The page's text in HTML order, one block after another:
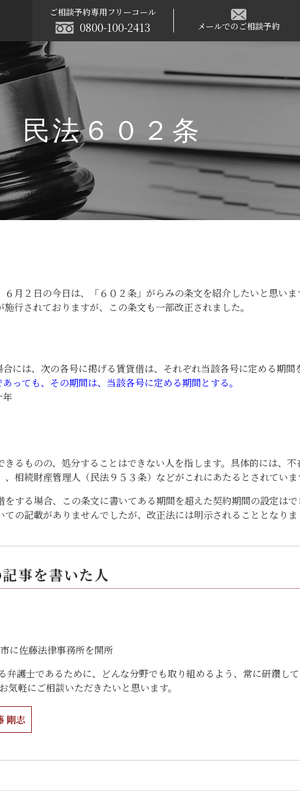
ご相談予約専用フリーコール
0800-100-2413 メールでのご相談予約
民法６０２条
月２日の今日は、「６０２条」がらみの条文を紹介したいと思いま
行されておりますが、この条文も一部改正されました。
には、次の各号に掲げる賃貸借は、それぞれ当該各号に定める期間
っても、その期間は、当該各号に定める期間とする。
るものの、処分することはできない人を指します。具体的には、不
相続財産管理人（民法９５３条）などがこれにあたるとされていま
する場合、この条文に書いてある期間を超えた契約期間の設定は
の記載がありませんでしたが、改正法には明示されることとなり
記事を書いた人
に佐藤法律事務所を開所
弁護士であるために、どんな分野でも取り組めるよう、常に研鑽し
気軽にご相談いただきたいと思います。
剛志